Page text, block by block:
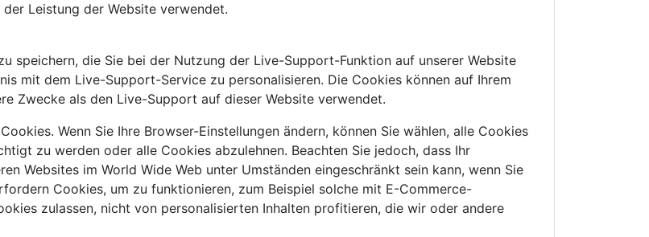
Leistung der Website verwendet.
speichern, die Sie bei der Nutzung der Live-Support-Funktion auf unserer Website
mit dem Live-Support-Service zu personalisieren. Die Cookies können auf Ihrem
Zwecke als den Live-Support auf dieser Website verwendet.
Wenn Sie Ihre Browser-Einstellungen ändern, können Sie wählen, alle Cookies
zu werden oder alle Cookies abzulehnen. Beachten Sie jedoch, dass Ihr
Websites im World Wide Web unter Umständen eingeschränkt sein kann, wenn Sie
Cookies, um zu funktionieren, zum Beispiel solche mit E-Commerce-
zulassen, nicht von personalisierten Inhalten profitieren, die wir oder andere